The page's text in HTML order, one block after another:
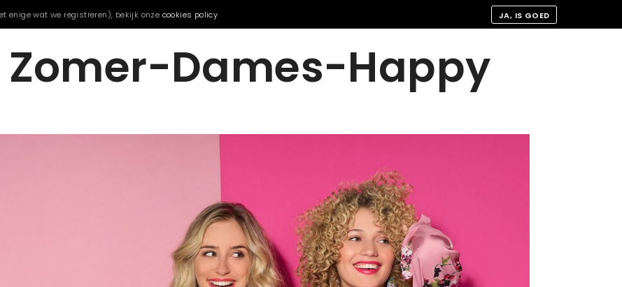
Zomer-Dames-Happy
enige wat we registreren), bekijk onze cookies policy JA, IS GOED